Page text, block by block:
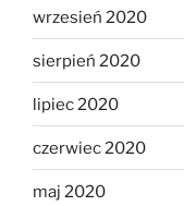
wrzesień 2020
sierpień 2020
lipiec 2020
czerwiec 2020
maj 2020